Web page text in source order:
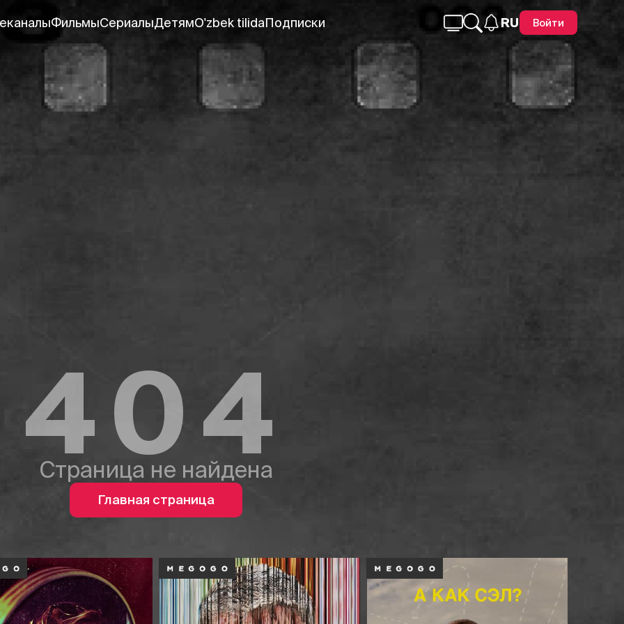
ФильмыСериалыДетямO'zbek tilidaПодписки RU Войти
404
Страница не найдена
Главная страница